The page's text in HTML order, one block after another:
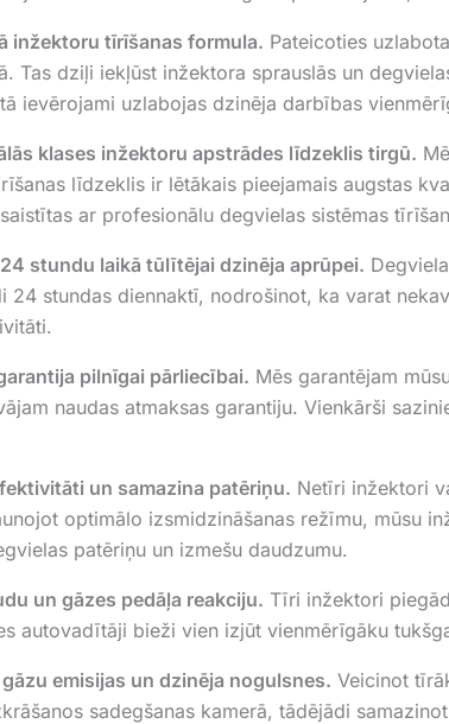
inžektoru tīrīšanas formula. Pateicoties
Tas dziļi iekļūst inžektora sprauslās un
ievērojami uzlabojas dzinēja darbības
klases inžektoru apstrādes līdzeklis tirgū.
līdzeklis ir lētākais pieejamais augstas
ar profesionālu degvielas sistēmas
stundu laikā tūlītējai dzinēja aprūpei.
24 stundas diennaktī, nodrošinot, ka varat
pilnīgai pārliecībai. Mēs garantējam
naudas atmaksas garantiju. Vienkārši
un samazina patēriņu. Netīri inžektori
optimālo izsmidzināšanas režīmu, mūsu
patēriņu un izmešu daudzumu.
un gāzes pedāļa reakciju. Tīri inžektori
autovadītāji bieži vien izjūt vienmērīgāku
emisijas un dzinēja nogulsnes. Veicinot
sadegšanas kamerā, tādējādi